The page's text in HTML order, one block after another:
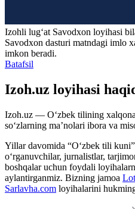
Izohli lugʻat Savodxon loyihasi
Savodxon dasturi matndagi imlo
imkon beradi.
Batafsil
Izoh.uz loyihasi
Izoh.uz — O‘zbek tilining
so‘zlarning ma’nolari ibora va
Yillar davomida “O‘zbek tili
o‘rganuvchilar, jurnalistlar,
boshqalar uchun foydali
aylantirganmiz. Bizning jamoa
Sarlavha.com loyihalarini